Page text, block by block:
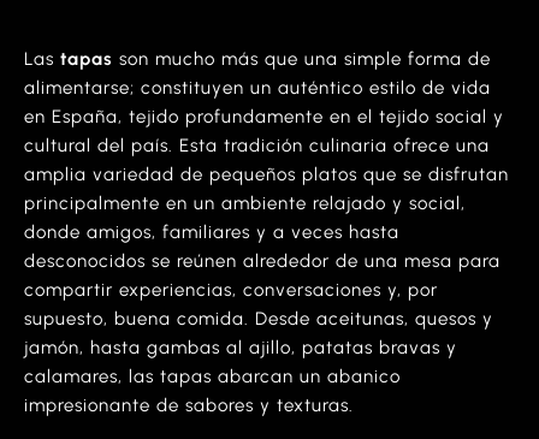
Las tapas son mucho más que una simple forma de
alimentarse; constituyen un auténtico estilo de vida
en España, tejido profundamente en el tejido social y
cultural del país. Esta tradición culinaria ofrece una
amplia variedad de pequeños platos que se disfrutan
principalmente en un ambiente relajado y social,
donde amigos, familiares y a veces hasta
desconocidos se reúnen alrededor de una mesa para
compartir experiencias, conversaciones y, por
supuesto, buena comida. Desde aceitunas, quesos y
jamón, hasta gambas al ajillo, patatas bravas y
calamares, las tapas abarcan un abanico
impresionante de sabores y texturas.